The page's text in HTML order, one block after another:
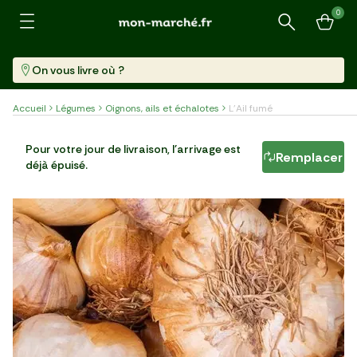
Recherche
0
On vous livre où ?
Accueil Légumes Oignons, ails et échalotes L'Ail fumé
Par 2 (100 G) 13,99 €/kg
Pour votre jour de livraison, l'arrivage est
déjà épuisé.
Remplacer